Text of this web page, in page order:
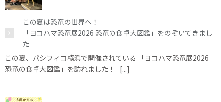
この夏は恐竜の世界へ！
「ヨコハマ恐竜展2026 恐竜の食卓大図鑑」をのぞいてきまし
た
この夏、パシフィコ横浜で開催されている 「ヨコハマ恐竜展2026
恐竜の食卓大図鑑」を訪れました！ [...]